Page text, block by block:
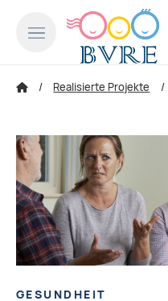
Realisierte Projekte
GESUNDHEIT